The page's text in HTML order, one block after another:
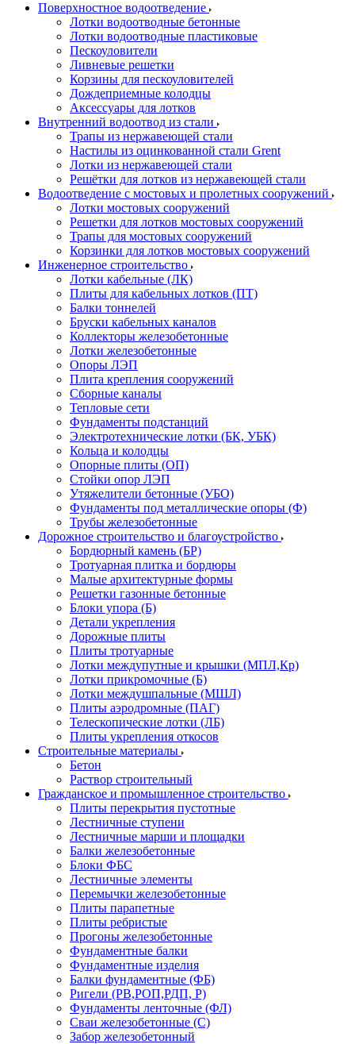
Поверхностное водоотведение
Лотки водоотводные бетонные
Лотки водоотводные пластиковые
Пескоуловители
Ливневые решетки
Корзины для пескоуловителей
Дождеприемные колодцы
Аксессуары для лотков
Внутренний водоотвод из стали
Трапы из нержавеющей стали
Настилы из оцинкованной стали Grent
Лотки из нержавеющей стали
Решётки для лотков из нержавеющей стали
Водоотведение с мостовых и пролетных сооружений
Лотки мостовых сооружений
Решетки для лотков мостовых сооружений
Трапы для мостовых сооружений
Корзинки для лотков мостовых сооружений
Инженерное строительство
Лотки кабельные (ЛК)
Плиты для кабельных лотков (ПТ)
Балки тоннелей
Бруски кабельных каналов
Коллекторы железобетонные
Лотки железобетонные
Опоры ЛЭП
Плита крепления сооружений
Сборные каналы
Тепловые сети
Фундаменты подстанций
Электротехнические лотки (БК, УБК)
Кольца и колодцы
Опорные плиты (ОП)
Стойки опор ЛЭП
Утяжелители бетонные (УБО)
Фундаменты под металлические опоры (Ф)
Трубы железобетонные
Дорожное строительство и благоустройство
Бордюрный камень (БР)
Тротуарная плитка и бордюры
Малые архитектурные формы
Решетки газонные бетонные
Блоки упора (Б)
Детали укрепления
Дорожные плиты
Плиты тротуарные
Лотки междупутные и крышки (МПЛ,Кр)
Лотки прикромочные (Б)
Лотки междушпальные (МШЛ)
Плиты аэродромные (ПАГ)
Телескопические лотки (ЛБ)
Плиты укрепления откосов
Строительные материалы
Бетон
Раствор строительный
Гражданское и промышленное строительство
Плиты перекрытия пустотные
Лестничные ступени
Лестничные марши и площадки
Балки железобетонные
Блоки ФБС
Лестничные элементы
Перемычки железобетонные
Плиты парапетные
Плиты ребристые
Прогоны железобетонные
Фундаментные балки
Фундаментные изделия
Балки фундаментные (ФБ)
Ригели (РВ,РОП,РДП, Р)
Фундаменты ленточные (ФЛ)
Сваи железобетонные (С)
Забор железобетонный